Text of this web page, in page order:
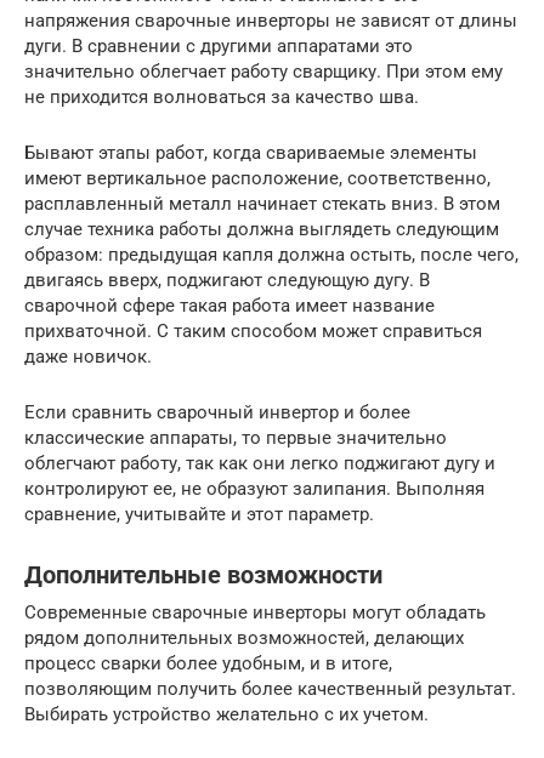
напряжения сварочные инверторы не зависят от длины
дуги. В сравнении с другими аппаратами это
значительно облегчает работу сварщику. При этом ему
не приходится волноваться за качество шва.
Бывают этапы работ, когда свариваемые элементы
имеют вертикальное расположение, соответственно,
расплавленный металл начинает стекать вниз. В этом
случае техника работы должна выглядеть следующим
образом: предыдущая капля должна остыть, после чего,
двигаясь вверх, поджигают следующую дугу. В
сварочной сфере такая работа имеет название
прихваточной. С таким способом может справиться
даже новичок.
Если сравнить сварочный инвертор и более
классические аппараты, то первые значительно
облегчают работу, так как они легко поджигают дугу и
контролируют ее, не образуют залипания. Выполняя
сравнение, учитывайте и этот параметр.
Дополнительные возможности
Современные сварочные инверторы могут обладать
рядом дополнительных возможностей, делающих
процесс сварки более удобным, и в итоге,
позволяющим получить более качественный результат.
Выбирать устройство желательно с их учетом.